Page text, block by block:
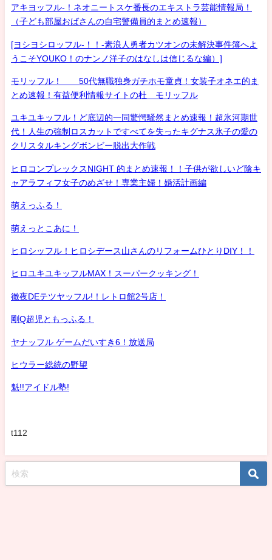
アキヨッフル-！ネオニートスケ番長のエキストラ芸能情報局！
（子ども部屋おばさんの自宅警備員的まとめ速報）
[ヨシヨシロッフル-！！-素浪人勇者カツオンの未解決事件簿へよ
うこそYOUKO！のナンノ洋子のはなしは信じるな編）]
モリッフル！ 50代無職独身ガチホモ童貞！女装子オネエ的ま
とめ速報！有益便利情報サイトの杜 モリッフル
ユキユキッフル！ど底辺的一同驚愕騒然まとめ速報！超氷河期世
代！人生の強制ロスカットですべてを失ったキグナス氷子の愛の
クリスタルキングボンビー脱出大作戦
ヒロコンプレックスNIGHT 的まとめ速報！！子供が欲しいど陰キ
ャアラフィフ女子のめざせ！専業主婦！婚活計画編
萌えっふる！
萌えっとこあに！
ヒロシッフル！ヒロシデース山さんのリフォームひとりDIY！！
ヒロユキユキッフルMAX！スーパークッキング！
徹夜DEテツヤッフル!！レトロ館2号店！
剛Q超児ともっふる！
ヤナッフル ゲームだいすき6！放送局
ヒウラー総統の野望
魁!!アイドル塾!
t112